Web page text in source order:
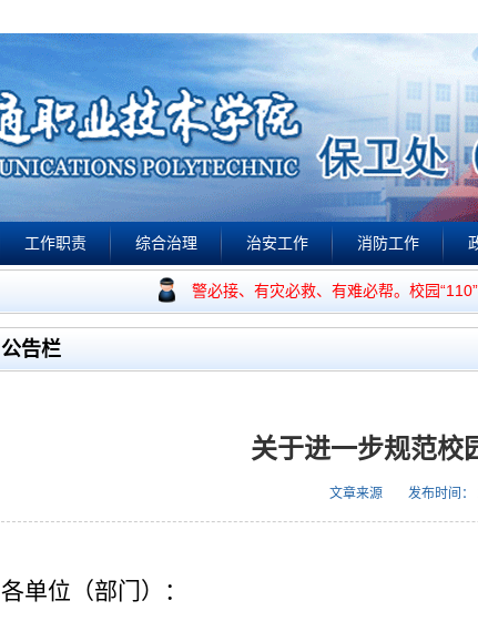
工作职责 综合治理 治安工作 消防工作
视频点播
我们的工作宗旨是：有警必接、有灾必救、有难必帮。校园
公告栏
关于进一步规范校
文章来源 发布时间：
各单位（部门）：